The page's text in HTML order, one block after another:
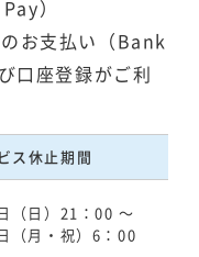
）
お支払い（Bank
口座登録がご利
ス休止期間
（日）21：00 ～
（月・祝）6：00